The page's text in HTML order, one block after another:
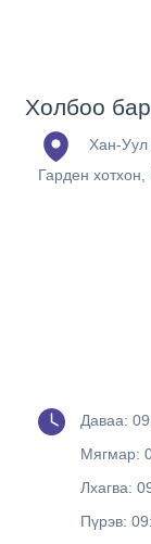
Холбоо
Хан-Уул
Гарден
Даваа:
Мягмар:
Лхагва:
Пүрэв: